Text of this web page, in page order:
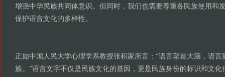
增强中华民族共同体意识。但同时，我们也需要尊重各民族使用和
保护语言文化的多样性。
正如中国人民大学心理学系教授张积家所言：“语言塑造大脑，语
族。”语言文字不仅是民族文化的基因，更是民族身份的标识和文